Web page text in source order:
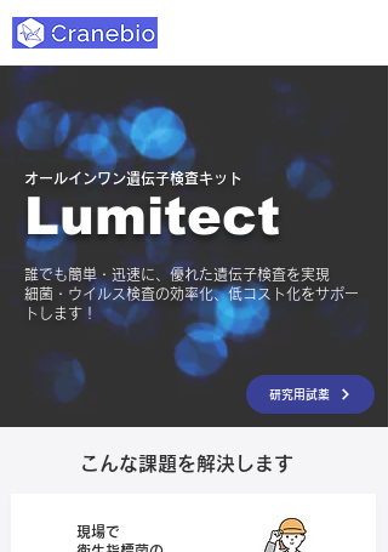
Lumitect
​オールインワン遺伝子検査キット
誰でも簡単・迅速に、優れた遺伝子検査を実現
​細菌・ウイルス検査の効率化、低コスト化をサポー
トします！
研究用試薬
こんな課題を解決します
現場で